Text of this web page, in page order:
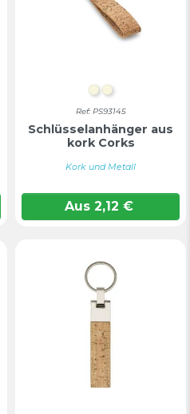
NaturNATUR
Ref: PS93145
Schlüsselanhänger aus
kork Corks
Kork und Metall
Aus2,12 €